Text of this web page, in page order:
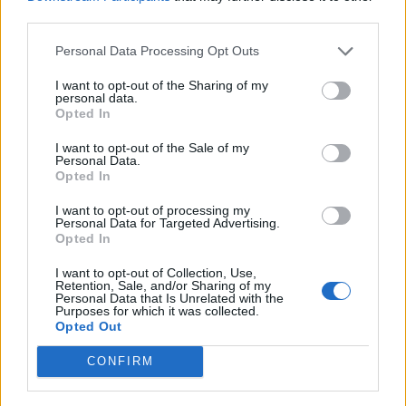
Personal Data Processing Opt Outs
I want to opt-out of the Sharing of my
personal data.
Opted In
I want to opt-out of the Sale of my
Personal Data.
Opted In
I want to opt-out of processing my
Personal Data for Targeted Advertising.
Opted In
I want to opt-out of Collection, Use,
Retention, Sale, and/or Sharing of my
Personal Data that Is Unrelated with the
Purposes for which it was collected.
Opted Out
CONFIRM
Ριζοσπάστη, που αναφέρει πως το ουκρανικό
πλωτό drone που εντοπίστηκε στις 7 Μάη ανοιχτά
εκρηκτικών, είχε αποστολή να χτυπήσει πλοίο του
Πολεμικού Ναυτικού της Ρωσίας, το οποίο
συνόδευε εμπορικό του ρωσικού «σκιώδους
στόλου».
Μάλιστα ένα τέτοιο χτύπημα θα ήταν το πρώτο
που θα συνέβαινε, σηματοδοτώντας
πολέμουχιλιάδες χιλιόμετρα μακριά από τα
ρωσοουκρανικά σύνορα.
Φαίνεται μάλιστα ότι αυτή η εξήγηση έχει δοθεί
επίσημα από τις ουκρανικές αρχές εδώ και μέρες